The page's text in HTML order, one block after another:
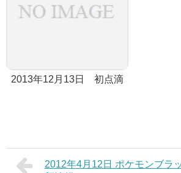
2013年12月13日 初点滴
2012年4月12日 ポケモンブラ